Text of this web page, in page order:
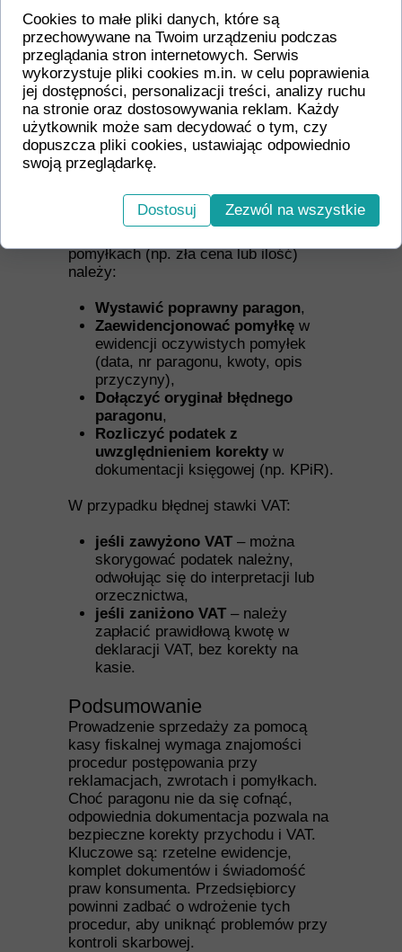
Pod warunkiem udokumentowania, że:
zakup miał miejsce,
towar został zwrócony,
pieniądze zostały oddane klientowi
– można dokonać korekty
przychodu.
Oczywista pomyłka na
paragonie
Nie można usunąć błędnie
wydrukowanego paragonu z pamięci
pomyłkach (np. zła cena lub ilość)
należy:
Wystawić poprawny paragon,
Zaewidencjonować pomyłkę w
ewidencji oczywistych pomyłek
(data, nr paragonu, kwoty, opis
przyczyny),
Dołączyć oryginał błędnego
paragonu,
Rozliczyć podatek z
uwzględnieniem korekty w
dokumentacji księgowej (np. KPiR).
W przypadku błędnej stawki VAT:
jeśli zawyżono VAT – można
skorygować podatek należny,
odwołując się do interpretacji lub
orzecznictwa,
jeśli zaniżono VAT – należy
zapłacić prawidłową kwotę w
deklaracji VAT, bez korekty na
kasie.
Podsumowanie
Prowadzenie sprzedaży za pomocą
kasy fiskalnej wymaga znajomości
procedur postępowania przy
reklamacjach, zwrotach i pomyłkach.
Choć paragonu nie da się cofnąć,
odpowiednia dokumentacja pozwala na
bezpieczne korekty przychodu i VAT.
Kluczowe są: rzetelne ewidencje,
komplet dokumentów i świadomość
praw konsumenta. Przedsiębiorcy
powinni zadbać o wdrożenie tych
procedur, aby uniknąć problemów przy
kontroli skarbowej.
Cookies to małe pliki danych, które są
przechowywane na Twoim urządzeniu podczas
przeglądania stron internetowych. Serwis
wykorzystuje pliki cookies m.in. w celu poprawienia
jej dostępności, personalizacji treści, analizy ruchu
na stronie oraz dostosowywania reklam. Każdy
użytkownik może sam decydować o tym, czy
dopuszcza pliki cookies, ustawiając odpowiednio
swoją przeglądarkę.
Dostosuj Zezwól na wszystkie